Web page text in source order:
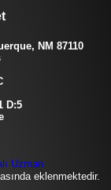
NM 87110
D:5
eklenmektedir.